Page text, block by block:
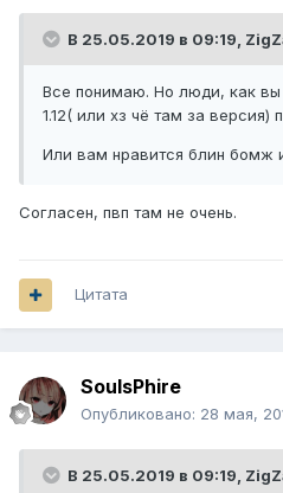
В 25.05.2019 в 09:19,
Все понимаю. Но люди, как вы
1.12( или хз чё там за версия)
Или вам нравится блин бомж
Согласен, пвп там не очень.
Цитата
SoulsPhire
Опубликовано: 28 мая,
В 25.05.2019 в 09:19,